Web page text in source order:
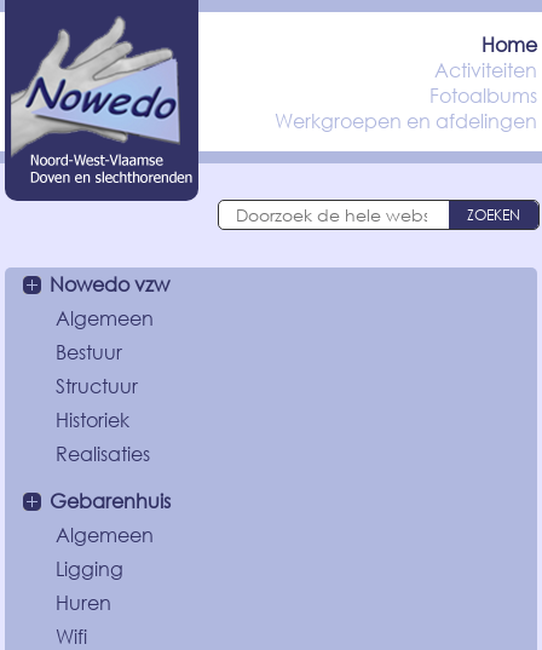
Home
Activiteiten
Fotoalbums
Werkgroepen en afdelingen
ZOEKEN
Nowedo vzw
Algemeen
Bestuur
Structuur
Historiek
Realisaties
Gebarenhuis
Algemeen
Ligging
Huren
Wifi